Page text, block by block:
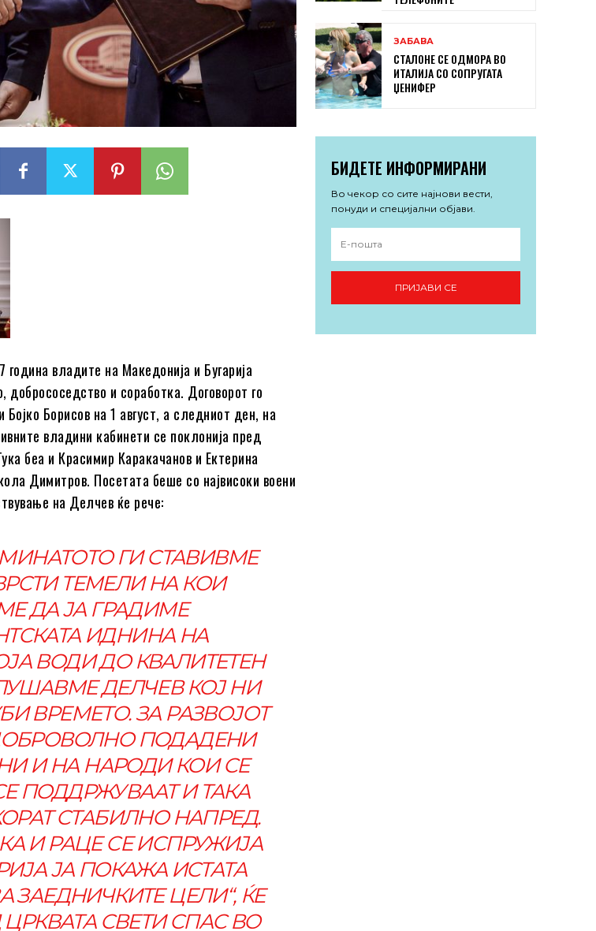
владите на Македонија и Бугарија
добрососедство и соработка. Договорот го
Борисов на 1 август, а следниот ден, на
владини кабинети се поклонија пред
беа и Красимир Каракачанов и Ектерина
Димитров. Посетата беше со највисоки воени
на Делчев ќе рече:
ГИ СТАВИВМЕ
ТЕМЕЛИ НА КОИ
ДА ЈА ГРАДИМЕ
ИДНИНА НА
ВОДИ ДО КВАЛИТЕТЕН
ДЕЛЧЕВ КОЈ НИ
ВРЕМЕТО. ЗА РАЗВОЈОТ
ПОДАДЕНИ
И НА НАРОДИ КОИ СЕ
ПОДДРЖУВААТ И ТАКА
СТАБИЛНО НАПРЕД.
И РАЦЕ СЕ ИСПРУЖИЈА
ЈА ПОКАЖА ИСТАТА
ЗАЕДНИЧКИТЕ ЦЕЛИ“, ЌЕ
ЦРКВАТА СВЕТИ СПАС ВО
ЗАБАВА
СТАЛОНЕ СЕ ОДМОРА ВО
ИТАЛИЈА СО СОПРУГАТА
ЏЕНИФЕР
БИДЕТЕ ИНФОРМИРАНИ
Во чекор со сите најнови вести,
понуди и специјални објави.
ПРИЈАВИ СЕ